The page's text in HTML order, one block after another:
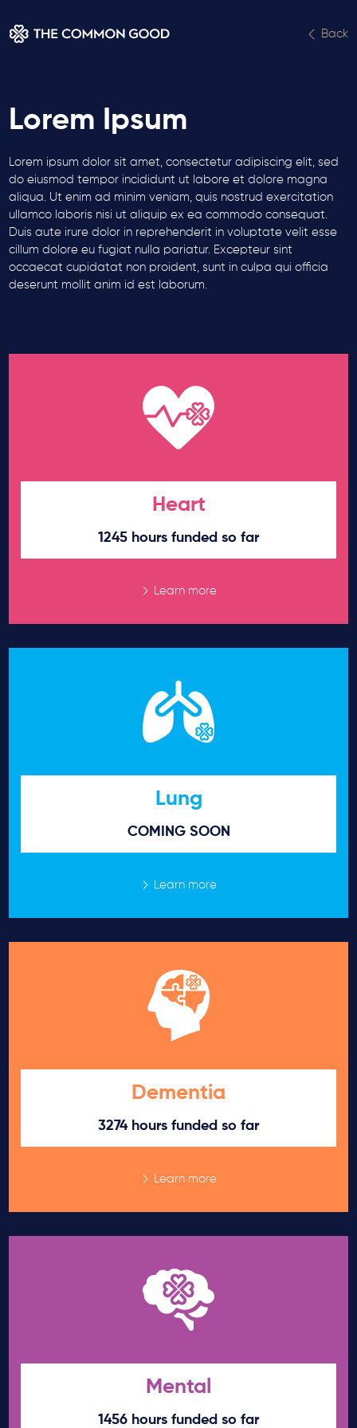
Back
Lorem Ipsum
Lorem ipsum dolor sit amet, consectetur adipiscing elit, sed
do eiusmod tempor incididunt ut labore et dolore magna
aliqua. Ut enim ad minim veniam, quis nostrud exercitation
ullamco laboris nisi ut aliquip ex ea commodo consequat.
Duis aute irure dolor in reprehenderit in voluptate velit esse
cillum dolore eu fugiat nulla pariatur. Excepteur sint
occaecat cupidatat non proident, sunt in culpa qui officia
deserunt mollit anim id est laborum.
Heart
1245 hours funded so far
Learn more
Lung
COMING SOON
Learn more
Dementia
3274 hours funded so far
Learn more
Mental
1456 hours funded so far